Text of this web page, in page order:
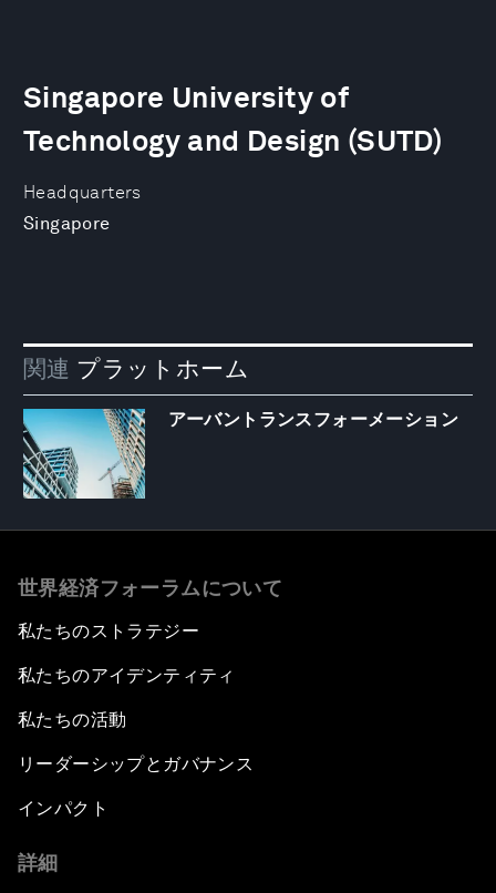
Headquarters
Singapore
Singapore University of
Technology and Design (SUTD)
関連 プラットホーム
アーバントランスフォーメーション
世界経済フォーラムについて
私たちのストラテジー
私たちのアイデンティティ
私たちの活動
リーダーシップとガバナンス
インパクト
詳細